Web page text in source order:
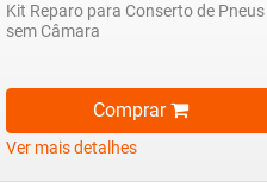
Kit Reparo para Conserto de Pneus
sem Câmara
Comprar
Ver mais detalhes